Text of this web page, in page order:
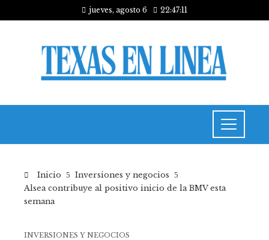
jueves, agosto 6 22:47:12
Inicio
Inversiones y negocios
Alsea contribuye al positivo inicio de la BMV esta
semana
INVERSIONES Y NEGOCIOS